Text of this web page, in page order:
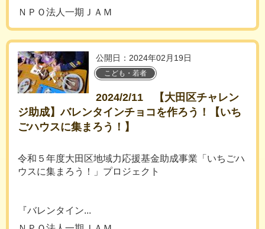
ＮＰＯ法人一期ＪＡＭ
公開日：2024年02月19日
こども・若者
2024/2/11 【大田区チャレン
ジ助成】バレンタインチョコを作ろう！【いち
ごハウスに集まろう！】
令和５年度大田区地域力応援基金助成事業「いちごハ
ウスに集まろう！」プロジェクト
『バレンタイン...